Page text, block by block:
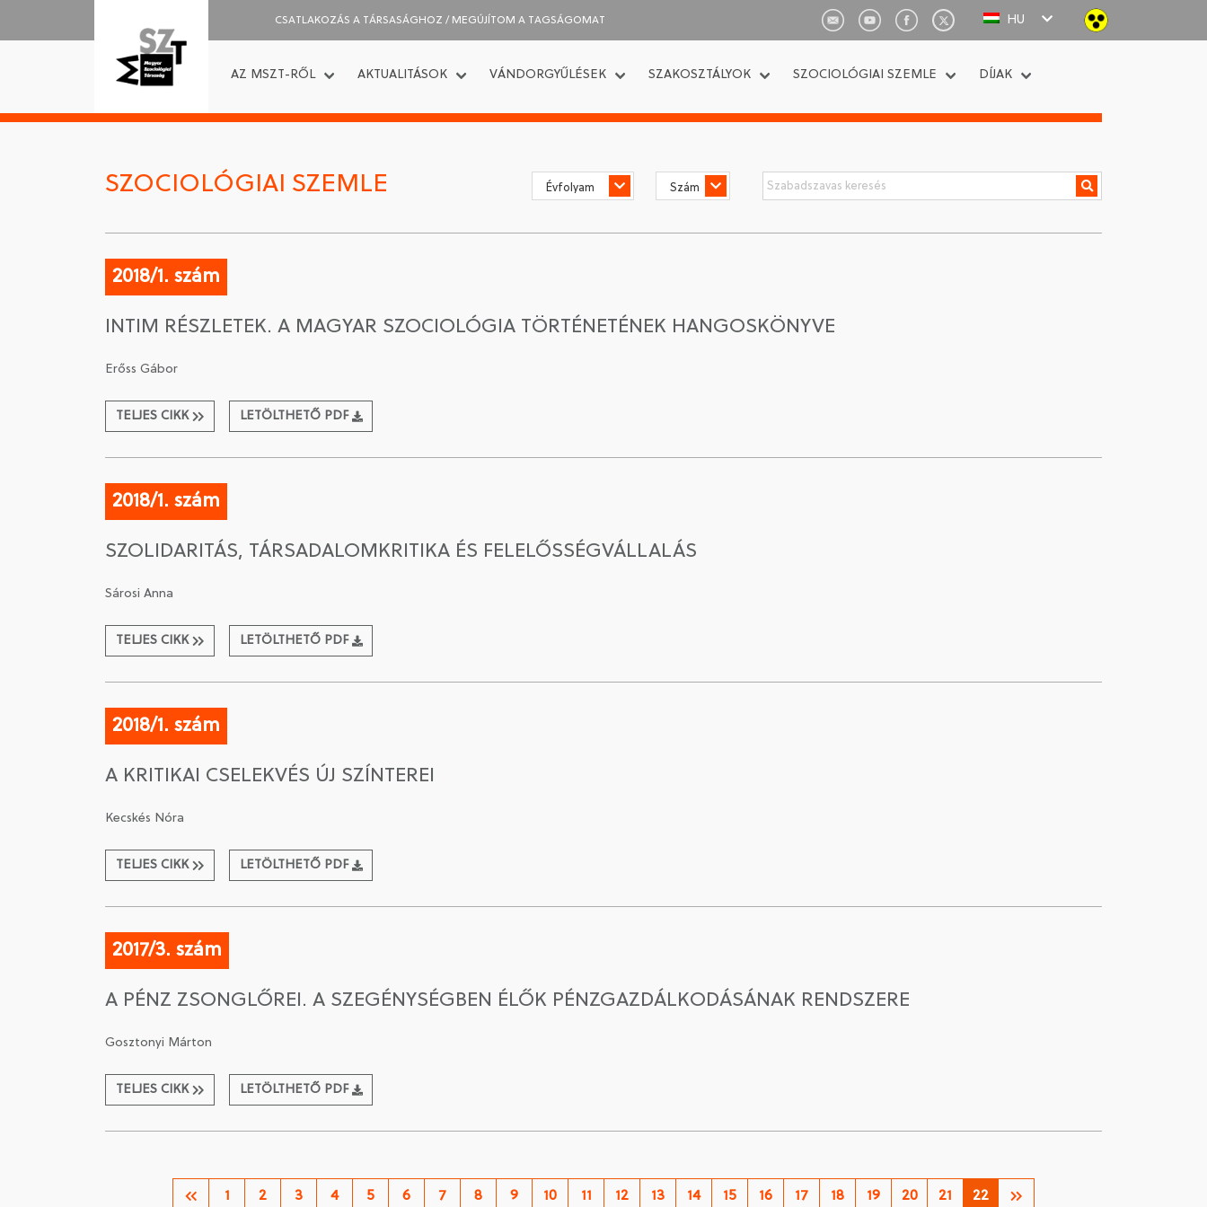
CSATLAKOZÁS A TÁRSASÁGHOZ / MEGÚJÍTOM A TAGSÁGOMAT HU
AZ MSZT-RŐL AKTUALITÁSOK VÁNDORGYŰLÉSEK SZAKOSZTÁLYOK SZOCIOLÓGIAI SZEMLE DÍJAK
SZOCIOLÓGIAI SZEMLE
2018/1. szám
INTIM RÉSZLETEK. A MAGYAR SZOCIOLÓGIA TÖRTÉNETÉNEK HANGOSKÖNYVE
Erőss Gábor
TELJES CIKK LETÖLTHETŐ PDF
2018/1. szám
SZOLIDARITÁS, TÁRSADALOMKRITIKA ÉS FELELŐSSÉGVÁLLALÁS
Sárosi Anna
TELJES CIKK LETÖLTHETŐ PDF
2018/1. szám
A KRITIKAI CSELEKVÉS ÚJ SZÍNTEREI
Kecskés Nóra
TELJES CIKK LETÖLTHETŐ PDF
2017/3. szám
A PÉNZ ZSONGLŐREI. A SZEGÉNYSÉGBEN ÉLŐK PÉNZGAZDÁLKODÁSÁNAK RENDSZERE
Gosztonyi Márton
TELJES CIKK LETÖLTHETŐ PDF
1 2 3 4 5 6 7 8 9 10 11 12 13 14 15 16 17 18 19 20 21 22